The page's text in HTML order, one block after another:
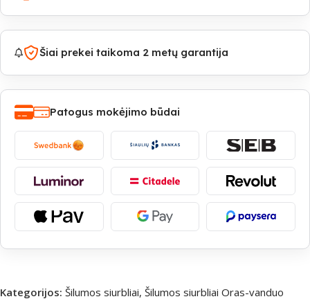
Šiai prekei taikoma 2 metų garantija
Patogus mokėjimo būdai
Kategorijos: Šilumos siurbliai, Šilumos siurbliai Oras-vanduo